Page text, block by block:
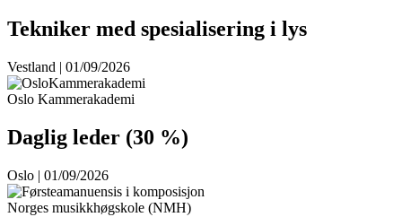
Tekniker med spesialisering i lys
Vestland | 01/09/2026
Oslo Kammerakademi
Daglig leder (30 %)
Oslo | 01/09/2026
Norges musikkhøgskole (NMH)